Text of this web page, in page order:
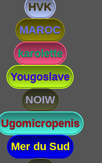
HVK
MAROC
karolette
Yougoslave
NOIW
Ugomicropenis
Mer du Sud